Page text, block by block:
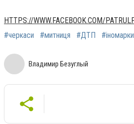
HTTPS://WWW.FACEBOOK.COM/
#черкаси
#митниця #ДТП #іномарки
Владимир Безуглый